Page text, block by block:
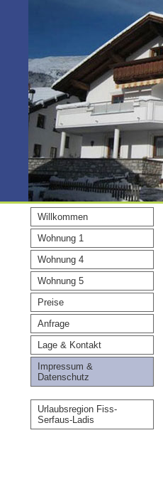
Willkommen
Wohnung 1
Wohnung 4
Wohnung 5
Preise
Anfrage
Lage & Kontakt
Impressum &
Datenschutz
Urlaubsregion Fiss-
Serfaus-Ladis